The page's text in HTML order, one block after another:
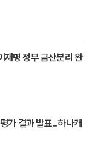
재명 정부 금산분리 완
가 결과 발표...하나캐